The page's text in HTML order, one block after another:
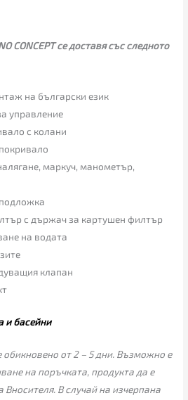
CONCEPT се доставя със следното
на български език
управление
с колани
маркуч, манометър,
с държач за картушен филтър
на водата
клапан
и басейни
обикновено от 2 – 5 дни. Възможно е
на поръчката, продукта да е
Вносителя. В случай на изчерпана